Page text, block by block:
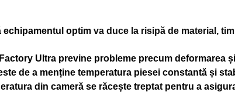
echipamentul optim va duce la risipă de material,
Ultra previne probleme precum deformarea
de a menține temperatura piesei constantă și
din cameră se răcește treptat pentru a